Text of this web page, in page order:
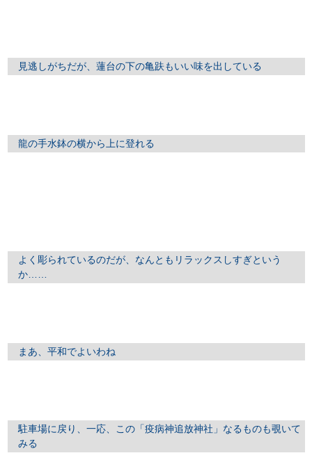
見逃しがちだが、蓮台の下の亀趺もいい味を出している
龍の手水鉢の横から上に登れる
よく彫られているのだが、なんともリラックスしすぎという
か……
まあ、平和でよいわね
駐車場に戻り、一応、この「疫病神追放神社」なるものも覗いて
みる